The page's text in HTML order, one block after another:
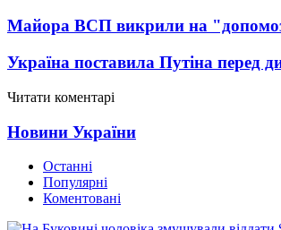
Майора ВСП викрили на
Україна поставила Путіна перед
Читати коментарі
Новини України
Останні
Популярні
Коментовані